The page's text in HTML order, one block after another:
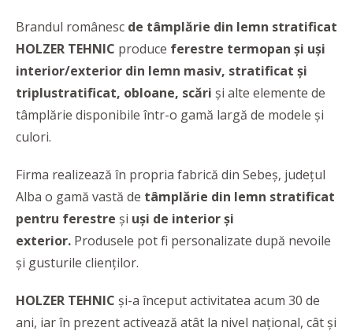
Brandul românesc de tâmplărie din lemn stratificat
HOLZER TEHNIC produce ferestre termopan și uși
interior/exterior din lemn masiv, stratificat și
triplustratificat, obloane, scări și alte elemente de
tâmplărie disponibile într-o gamă largă de modele și
culori.
Firma realizează în propria fabrică din Sebeș, județul
Alba o gamă vastă de tâmplărie din lemn stratificat
pentru ferestre și uși de interior și
exterior. Produsele pot fi personalizate după nevoile
și gusturile clienților.
HOLZER TEHNIC și-a început activitatea acum 30 de
ani, iar în prezent activează atât la nivel național, cât și